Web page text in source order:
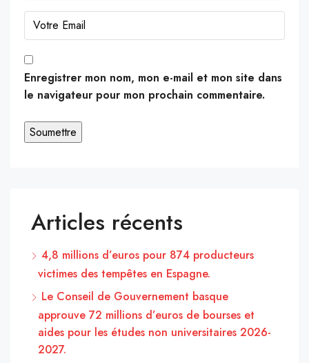
Enregistrer mon nom, mon e-mail et mon site dans
le navigateur pour mon prochain commentaire.
Articles récents
4,8 millions d’euros pour 874 producteurs
victimes des tempêtes en Espagne.
Le Conseil de Gouvernement basque
approuve 72 millions d’euros de bourses et
aides pour les études non universitaires 2026-
2027.